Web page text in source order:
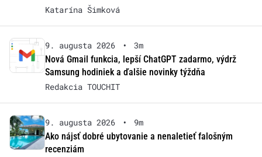
Katarína Šimková
9. augusta 2026 •
3m
Nová Gmail funkcia, lepší ChatGPT zadarmo, výdrž
Samsung hodiniek a ďalšie novinky týždňa
Redakcia TOUCHIT
9. augusta 2026 •
9m
Ako nájsť dobré ubytovanie a nenaletieť falošným
recenziám